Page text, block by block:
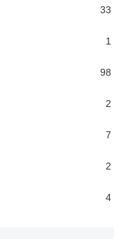
33
1
98
2
7
2
4